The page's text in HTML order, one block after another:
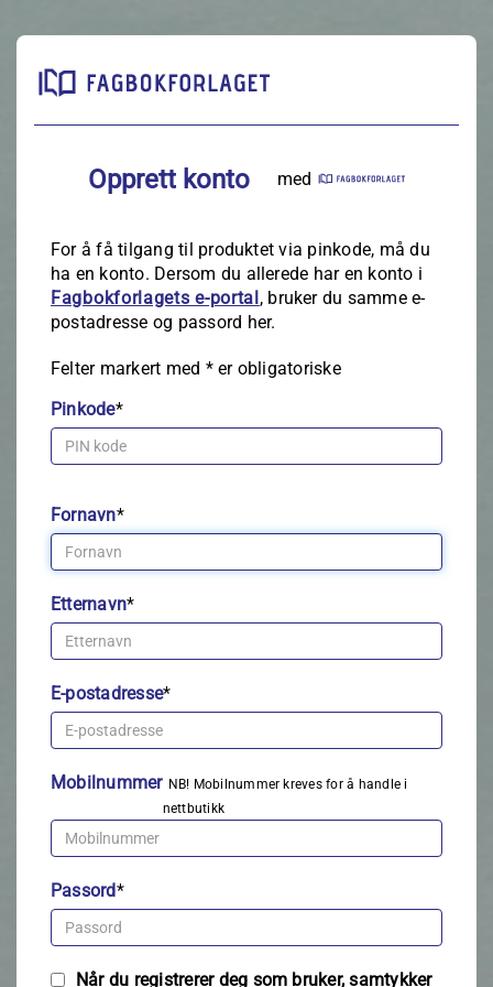
Opprett konto med
For å få tilgang til produktet via pinkode, må du
ha en konto. Dersom du allerede har en konto i
Fagbokforlagets e‑portal, bruker du samme e-
postadresse og passord her.
Felter markert med *er obligatoriske
Pinkode*
Fornavn*
Etternavn*
E-postadresse*
Mobilnummer NB! Mobilnummer kreves for å handle i
nettbutikk
Passord*
Når du registrerer deg som bruker, samtykker